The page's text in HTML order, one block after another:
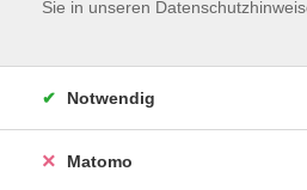
Sie in unseren
Notwendig
Matomo